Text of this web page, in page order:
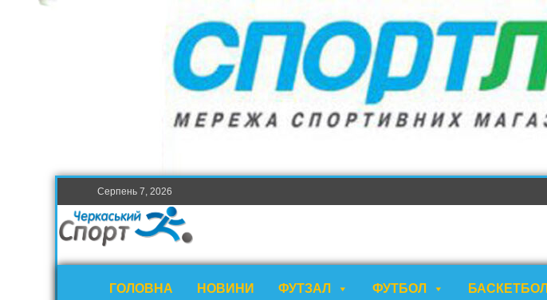
Серпень 7, 2026
ГОЛОВНА НОВИНИ ФУТЗАЛ ФУТБОЛ БАСКЕТБОЛ